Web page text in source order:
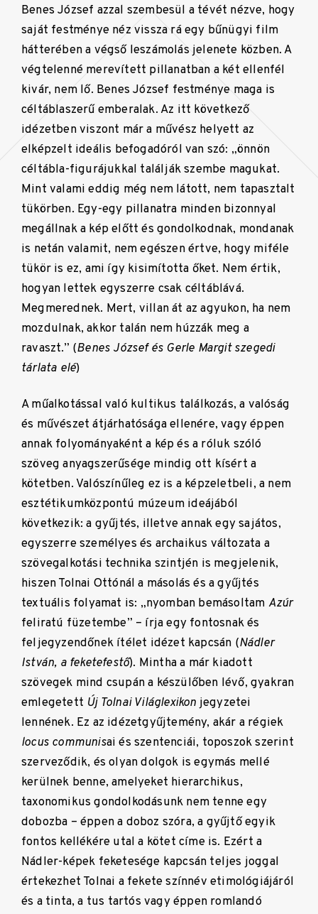
Benes József azzal szembesül a tévét nézve, hogy
saját festménye néz vissza rá egy bűnügyi film
hátterében a végső leszámolás jelenete közben. A
végtelenné merevített pillanatban a két ellenfél
kivár, nem lő. Benes József festménye maga is
céltáblaszerű emberalak. Az itt következő
idézetben viszont már a művész helyett az
elképzelt ideális befogadóról van szó: „önnön
céltábla-figurájukkal találják szembe magukat.
Mint valami eddig még nem látott, nem tapasztalt
tükörben. Egy-egy pillanatra minden bizonnyal
megállnak a kép előtt és gondolkodnak, mondanak
is netán valamit, nem egészen értve, hogy miféle
tükör is ez, ami így kisimította őket. Nem értik,
hogyan lettek egyszerre csak céltáblává.
Megmerednek. Mert, villan át az agyukon, ha nem
mozdulnak, akkor talán nem húzzák meg a
ravaszt.” (Benes József és Gerle Margit szegedi
tárlata elé)
A műalkotással való kultikus találkozás, a valóság
és művészet átjárhatósága ellenére, vagy éppen
annak folyományaként a kép és a róluk szóló
szöveg anyagszerűsége mindig ott kísért a
kötetben. Valószínűleg ez is a képzeletbeli, a nem
esztétikumközpontú múzeum ideájából
következik: a gyűjtés, illetve annak egy sajátos,
egyszerre személyes és archaikus változata a
szövegalkotási technika szintjén is megjelenik,
hiszen Tolnai Ottónál a másolás és a gyűjtés
textuális folyamat is: „nyomban bemásoltam Azúr
feliratú füzetembe” – írja egy fontosnak és
feljegyzendőnek ítélet idézet kapcsán (Nádler
István, a feketefestő). Mintha a már kiadott
szövegek mind csupán a készülőben lévő, gyakran
emlegetett Új Tolnai Világlexikon jegyzetei
lennének. Ez az idézetgyűjtemény, akár a régiek
locus communisai és szentenciái, toposzok szerint
szerveződik, és olyan dolgok is egymás mellé
kerülnek benne, amelyeket hierarchikus,
taxonomikus gondolkodásunk nem tenne egy
dobozba – éppen a doboz szóra, a gyűjtő egyik
fontos kellékére utal a kötet címe is. Ezért a
Nádler-képek feketesége kapcsán teljes joggal
értekezhet Tolnai a fekete színnév etimológiájáról
és a tinta, a tus tartós vagy éppen romlandó